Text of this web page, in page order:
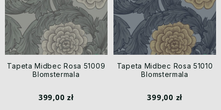
Tapeta Midbec Rosa 51009
Blomstermala
399,00 zł
Tapeta Midbec Rosa 51010
Blomstermala
399,00 zł